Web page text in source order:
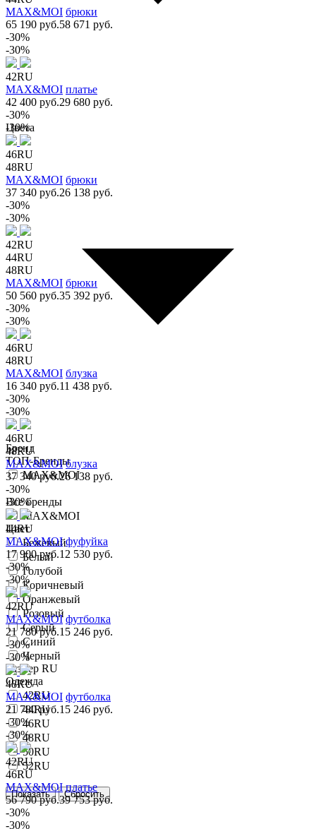
Цвета
Бренд
ТОП-Бренды
MAX&MOI
Все бренды
MAX&MOI
Цвет
Бежевый
Белый
Голубой
Коричневый
Оранжевый
Розовый
Серый
Синий
Черный
Размер RU
Одежда
42RU
44RU
46RU
48RU
50RU
52RU
MAX&MOI брюки
65 190 руб.58 671 руб.
-30%
-30%
42RU
MAX&MOI платье
42 400 руб.29 680 руб.
-30%
-30%
46RU
48RU
MAX&MOI брюки
37 340 руб.26 138 руб.
-30%
-30%
42RU
44RU
48RU
MAX&MOI брюки
50 560 руб.35 392 руб.
-30%
-30%
46RU
48RU
MAX&MOI блузка
16 340 руб.11 438 руб.
-30%
-30%
46RU
48RU
MAX&MOI блузка
37 340 руб.26 138 руб.
-30%
-30%
44RU
MAX&MOI фуфуйка
17 900 руб.12 530 руб.
-30%
-30%
42RU
MAX&MOI футболка
21 780 руб.15 246 руб.
-30%
-30%
48RU
MAX&MOI футболка
21 780 руб.15 246 руб.
-30%
-30%
42RU
46RU
MAX&MOI платье
56 790 руб.39 753 руб.
-30%
-30%